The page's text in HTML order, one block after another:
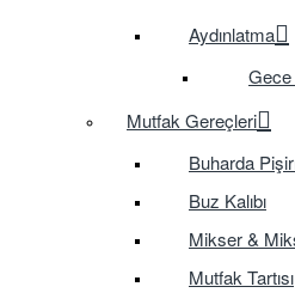
Aydınlatma
Gece
Mutfak Gereçleri
Buharda
Buz Kalıbı
Mikser &
Mutfak Tartısı